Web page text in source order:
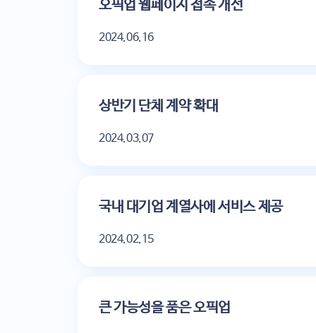
오픽업 웹페이지 접속 개선
2024.06.16
상반기 단체 계약 확대
2024.03.07
국내 대기업 계열사에 서비스 제공
2024.02.15
큰 가능성을 품은 오픽업